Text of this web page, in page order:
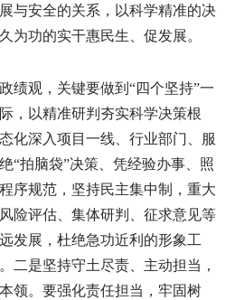
与安全的关系，以科学精准的决
为功的实干惠民生、促发展。
绩观，关键要做到“四个坚持”一
，以精准研判夯实科学决策根
化深入项目一线、行业部门、服
“拍脑袋”决策、凭经验办事、照
序规范，坚持民主集中制，重大
险评估、集体研判、征求意见等
发展，杜绝急功近利的形象工
二是坚持守土尽责、主动担当，
领。要强化责任担当，牢固树